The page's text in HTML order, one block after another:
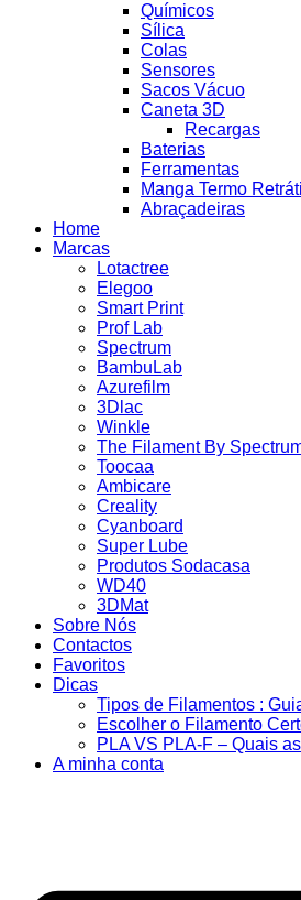
Químicos
Sílica
Colas
Sensores
Sacos Vácuo
Caneta 3D
Recargas
Baterias
Ferramentas
Manga Termo Retrátil
Abraçadeiras
Home
Marcas
Lotactree
Elegoo
Smart Print
Prof Lab
Spectrum
BambuLab
Azurefilm
3Dlac
Winkle
The Filament By
Toocaa
Ambicare
Creality
Cyanboard
Super Lube
Produtos Sodacasa
WD40
3DMat
Sobre Nós
Contactos
Favoritos
Dicas
Tipos de Filamentos :
Escolher o Filamento
PLA VS PLA-F – Quais
A minha conta